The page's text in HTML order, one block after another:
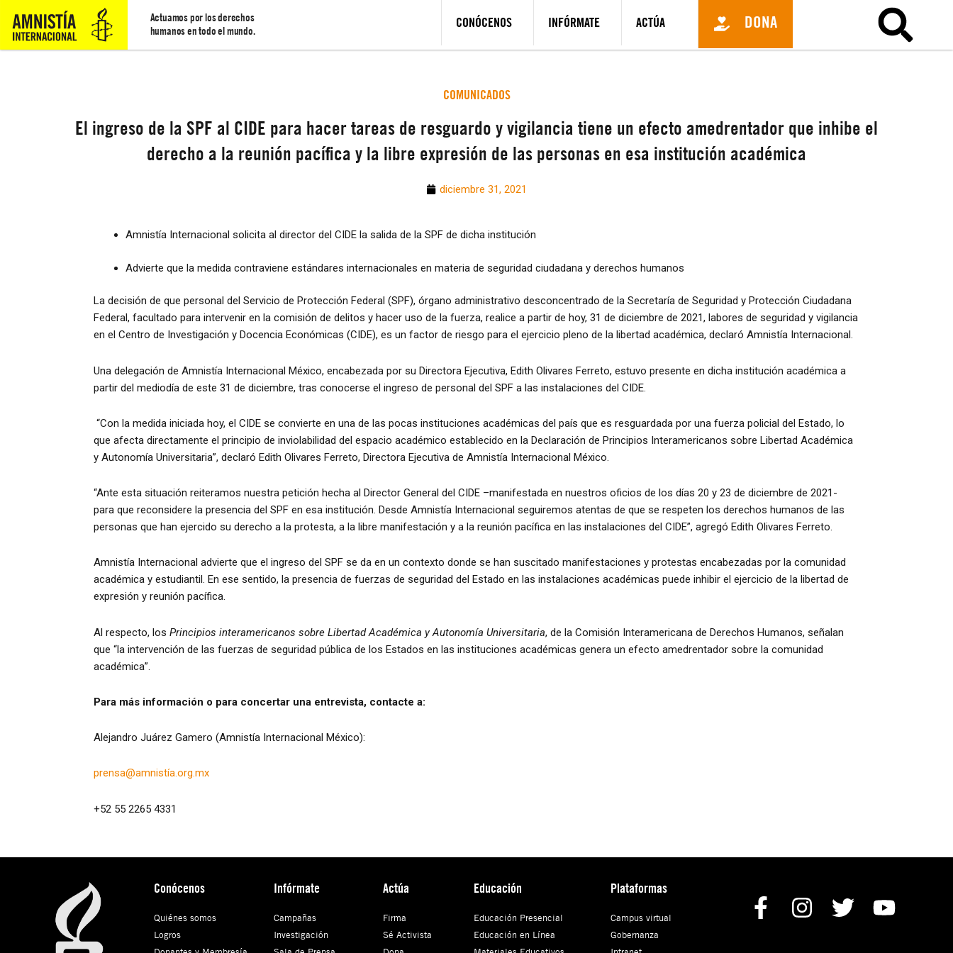
Actuamos por los derechos
humanos en todo el mundo.
CONÓCENOS INFÓRMATE ACTÚA DONA
COMUNICADOS
El ingreso de la SPF al CIDE para hacer tareas de resguardo y vigilancia tiene un efecto amedrentador que inhibe el
derecho a la reunión pacífica y la libre expresión de las personas en esa institución académica
diciembre 31, 2021
Amnistía Internacional solicita al director del CIDE la salida de la SPF de dicha institución
Advierte que la medida contraviene estándares internacionales en materia de seguridad ciudadana y derechos humanos
La decisión de que personal del Servicio de Protección Federal (SPF), órgano administrativo desconcentrado de la Secretaría de Seguridad y Protección Ciudadana
Federal, facultado para intervenir en la comisión de delitos y hacer uso de la fuerza, realice a partir de hoy, 31 de diciembre de 2021, labores de seguridad y vigilancia
en el Centro de Investigación y Docencia Económicas (CIDE), es un factor de riesgo para el ejercicio pleno de la libertad académica, declaró Amnistía Internacional.
Una delegación de Amnistía Internacional México, encabezada por su Directora Ejecutiva, Edith Olivares Ferreto, estuvo presente en dicha institución académica a
partir del mediodía de este 31 de diciembre, tras conocerse el ingreso de personal del SPF a las instalaciones del CIDE.
“Con la medida iniciada hoy, el CIDE se convierte en una de las pocas instituciones académicas del país que es resguardada por una fuerza policial del Estado, lo
que afecta directamente el principio de inviolabilidad del espacio académico establecido en la Declaración de Principios Interamericanos sobre Libertad Académica
y Autonomía Universitaria”, declaró Edith Olivares Ferreto, Directora Ejecutiva de Amnistía Internacional México.
“Ante esta situación reiteramos nuestra petición hecha al Director General del CIDE –manifestada en nuestros oficios de los días 20 y 23 de diciembre de 2021-
para que reconsidere la presencia del SPF en esa institución. Desde Amnistía Internacional seguiremos atentas de que se respeten los derechos humanos de las
personas que han ejercido su derecho a la protesta, a la libre manifestación y a la reunión pacífica en las instalaciones del CIDE”, agregó Edith Olivares Ferreto.
Amnistía Internacional advierte que el ingreso del SPF se da en un contexto donde se han suscitado manifestaciones y protestas encabezadas por la comunidad
académica y estudiantil. En ese sentido, la presencia de fuerzas de seguridad del Estado en las instalaciones académicas puede inhibir el ejercicio de la libertad de
expresión y reunión pacífica.
Al respecto, los Principios interamericanos sobre Libertad Académica y Autonomía Universitaria, de la Comisión Interamericana de Derechos Humanos, señalan
que “la intervención de las fuerzas de seguridad pública de los Estados en las instituciones académicas genera un efecto amedrentador sobre la comunidad
académica”.
Para más información o para concertar una entrevista, contacte a:
Alejandro Juárez Gamero (Amnistía Internacional México):
prensa@amnistía.org.mx
+52 55 2265 4331
Conócenos
Quiénes somos
Logros
Infórmate
Campañas
Investigación
Actúa
Firma
Sé Activista
Educación
Educación Presencial
Educación en Línea
Plataformas
Campus virtual
Gobernanza